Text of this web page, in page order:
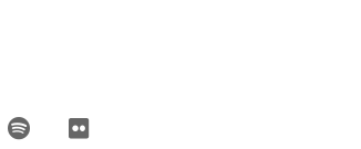
Researchgate
Spotify